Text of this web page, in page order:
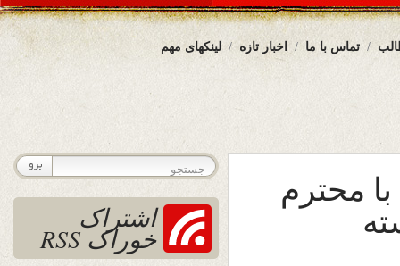
لینکهای مهم اخبار تازه تماس با ما
محترم
اشتراک
خوراک RSS